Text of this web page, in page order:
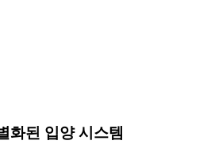
화된 입양 시스템